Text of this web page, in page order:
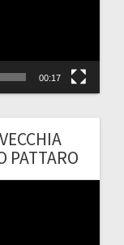
00:17
PATTARO